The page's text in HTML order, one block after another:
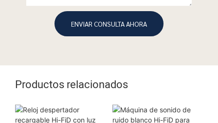
ENVIAR CONSULTA AHORA
Productos relacionados